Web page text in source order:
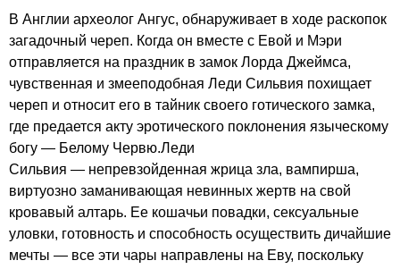
В Англии археолог Ангус, обнаруживает в ходе раскопок
загадочный череп. Когда он вместе с Евой и Мэри
отправляется на праздник в замок Лорда Джеймса,
чувственная и змееподобная Леди Сильвия похищает
череп и относит его в тайник своего готического замка,
где предается акту эротического поклонения языческому
богу — Белому Червю.Леди
Сильвия — непревзойденная жрица зла, вампирша,
виртуозно заманивающая невинных жертв на свой
кровавый алтарь. Ее кошачьи повадки, сексуальные
уловки, готовность и способность осуществить дичайшие
мечты — все эти чары направлены на Еву, поскольку